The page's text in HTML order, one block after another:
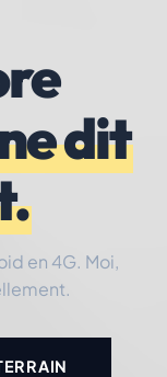
dit
en 4G. Moi,